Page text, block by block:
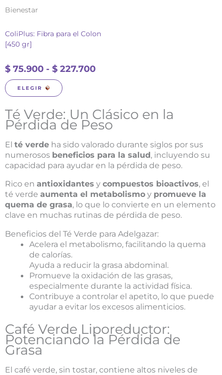
Bienestar
ColiPlus: Fibra para el Colon
[450 gr]
$ 75.900 - $ 227.700
ELEGIR
en
de
producto
Té Verde: Un Clásico en la
Pérdida de Peso
El té verde ha sido valorado durante siglos por sus
numerosos beneficios para la salud, incluyendo su
capacidad para ayudar en la pérdida de peso.
Rico en antioxidantes y compuestos bioactivos, el
té verde aumenta el metabolismo y promueve la
quema de grasa, lo que lo convierte en un elemento
clave en muchas rutinas de pérdida de peso.
Beneficios del Té Verde para Adelgazar:
Acelera el metabolismo, facilitando la quema
de calorías.
Ayuda a reducir la grasa abdominal.
Promueve la oxidación de las grasas,
especialmente durante la actividad física.
Contribuye a controlar el apetito, lo que puede
ayudar a evitar los excesos alimenticios.
Café Verde Liporeductor:
Potenciando la Pérdida de
Grasa
El café verde, sin tostar, contiene altos niveles de